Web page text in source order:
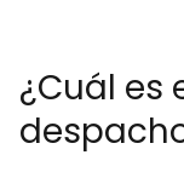
¿Cuál es